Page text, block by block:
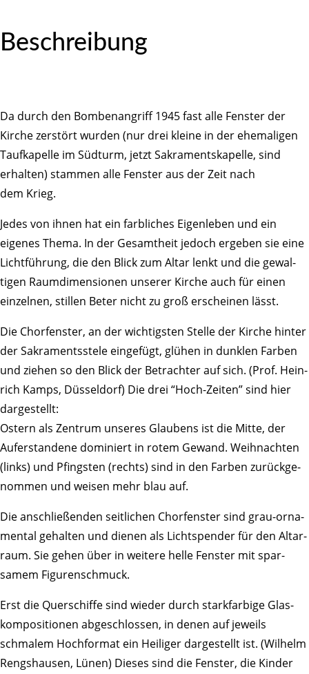
Beschrei­bung
Da durch den Bomben­an­griff 1945 fast alle Fenster der
Kirche zerstört wurden (nur drei kleine in der ehema­ligen
Tauf­ka­pelle im Südturm, jetzt Sakra­ments­ka­pelle, sind
erhalten) stammen alle Fenster aus der Zeit nach
dem Krieg.
Jedes von ihnen hat ein farb­li­ches Eigen­leben und ein
eigenes Thema. In der Gesamt­heit jedoch ergeben sie eine
Licht­füh­rung, die den Blick zum Altar lenkt und die gewal­
tigen Raum­di­men­sionen unserer Kirche auch für einen
einzelnen, stillen Beter nicht zu groß erscheinen lässt.
Die Chor­fenster, an der wich­tigsten Stelle der Kirche hinter
der Sakra­ments­stele einge­fügt, glühen in dunklen Farben
und ziehen so den Blick der Betrachter auf sich. (Prof. Hein­
rich Kamps, Düssel­dorf) Die drei “Hoch-Zeiten” sind hier
darge­stellt:
Ostern als Zentrum unseres Glau­bens ist die Mitte, der
Aufer­stan­dene domi­niert in rotem Gewand. Weih­nachten
(links) und Pfingsten (rechts) sind in den Farben zurück­ge­
nommen und weisen mehr blau auf.
Die anschlie­ßenden seit­li­chen Chor­fenster sind grau-orna­
mental gehalten und dienen als Licht­spender für den Altar­
raum. Sie gehen über in weitere helle Fenster mit spar­
samem Figurenschmuck.
Erst die Quer­schiffe sind wieder durch stark­far­bige Glas­
kom­po­si­tionen abge­schlossen, in denen auf jeweils
schmalem Hoch­format ein Heiliger darge­stellt ist. (Wilhelm
Rengs­hausen, Lünen) Dieses sind die Fenster, die Kinder